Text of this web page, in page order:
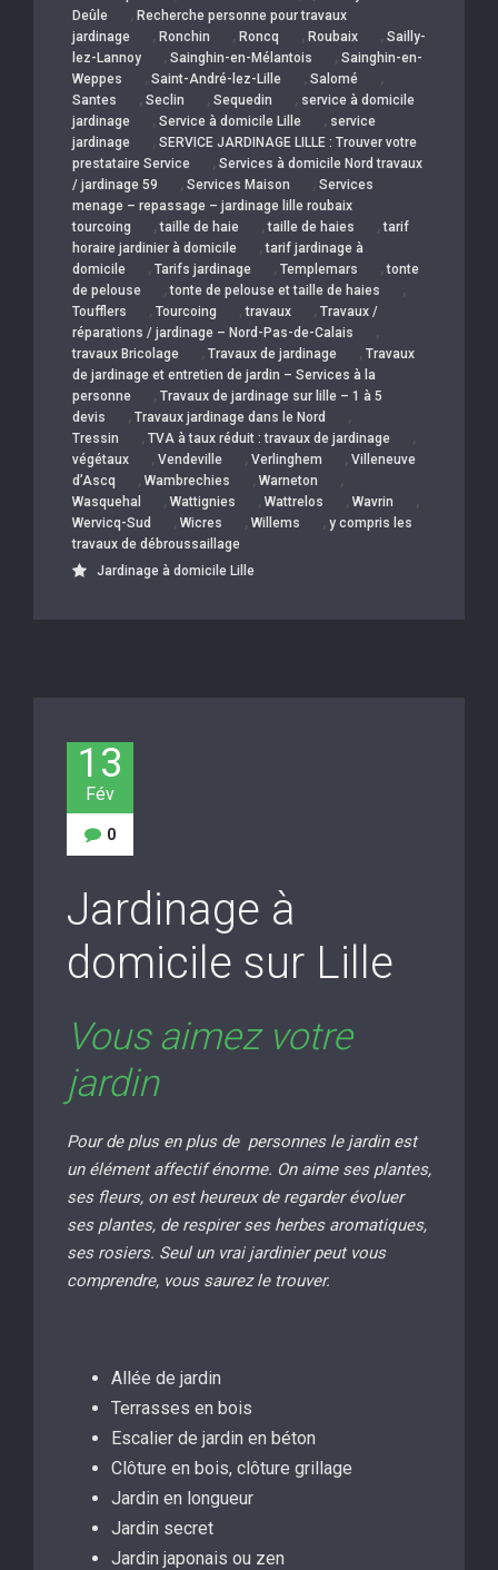
Deûle
, Recherche personne pour travaux
jardinage
, Ronchin , Roncq , Roubaix , Sailly-
lez-Lannoy
, Sainghin-en-Mélantois , Sainghin-en-
Weppes
, Saint-André-lez-Lille , Salomé ,
Santes , Seclin , Sequedin , service à domicile
jardinage
, Service à domicile Lille , service
jardinage
, SERVICE JARDINAGE LILLE : Trouver votre
prestataire Service
, Services à domicile Nord travaux
/ jardinage 59
, Services Maison , Services
menage – repassage – jardinage lille roubaix
tourcoing
,taille de haie ,taille de haies ,tarif
horaire jardinier à domicile
,tarif jardinage à
domicile
, Tarifs jardinage , Templemars ,tonte
de pelouse
,tonte de pelouse et taille de haies ,
Toufflers , Tourcoing ,travaux , Travaux /
réparations / jardinage – Nord-Pas-de-Calais
,
travaux Bricolage , Travaux de jardinage , Travaux
de jardinage et entretien de jardin – Services à la
personne
, Travaux de jardinage sur lille – 1 à 5
devis
, Travaux jardinage dans le Nord ,
Tressin , TVA à taux réduit : travaux de jardinage ,
végétaux , Vendeville , Verlinghem , Villeneuve
d’Ascq
, Wambrechies , Warneton ,
Wasquehal , Wattignies , Wattrelos , Wavrin ,
Wervicq-Sud , Wicres , Willems , y compris les
travaux de débroussaillage
Jardinage à domicile Lille
13
Fév
0
Jardinage à
domicile sur Lille
Vous aimez votre
jardin
Pour de plus en plus de personnes le jardin est
un élément affectif énorme. On aime ses plantes,
ses fleurs, on est heureux de regarder évoluer
ses plantes, de respirer ses herbes aromatiques,
ses rosiers. Seul un vrai jardinier peut vous
comprendre, vous saurez le trouver.
Allée de jardin
Terrasses en bois
Escalier de jardin en béton
Clôture en bois, clôture grillage
Jardin en longueur
Jardin secret
Jardin japonais ou zen